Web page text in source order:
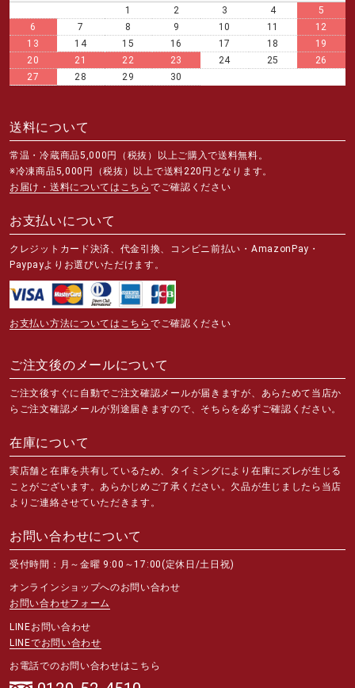
1
2 3 4
5
6
7 8 9 10 11
12
13
14 15 16 17 18
19
20
21 22 23 24 25
26
27
28 29 30
送料について
常温・冷蔵商品5,000円（税抜）以上ご購入で送料無料。
※冷凍商品5,000円（税抜）以上で送料220円となります。
お届け・送料についてはこちら でご確認ください
お支払いについて
クレジットカード決済、代金引換、コンビニ前払い・AmazonPay・
Paypayよりお選びいただけます。
お支払い方法についてはこちら でご確認ください
ご注文後のメールについて
ご注文後すぐに自動でご注文確認メールが届きますが、あらためて当店か
らご注文確認メールが別途届きますので、そちらを必ずご確認ください。
在庫について
実店舗と在庫を共有しているため、タイミングにより在庫にズレが生じる
ことがございます。あらかじめご了承ください。欠品が生じましたら当店
よりご連絡させていただきます。
お問い合わせについて
受付時間：月～金曜 9:00～17:00(定休日/土日祝)
オンラインショップへのお問い合わせ
お問い合わせフォーム
LINEお問い合わせ
LINEでお問い合わせ
お電話でのお問い合わせはこちら